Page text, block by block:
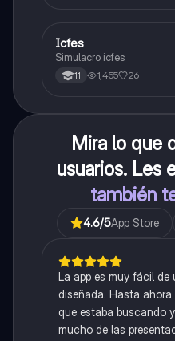
ICFES: Sociales y
Icfes
Simulacro icfes
11 1,455 26
Mira lo que
usuarios.
también
4.6/5App Store
La app es muy fácil de
diseñada. Hasta
que estaba buscando
mucho de las